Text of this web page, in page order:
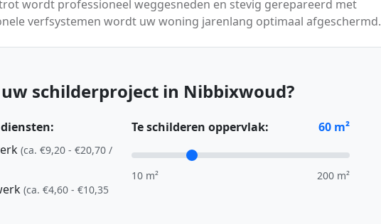
wordt professioneel weggesneden en stevig gerepareerd met
verfsystemen wordt uw woning jarenlang optimaal afgeschermd.
schilderproject in Nibbixwoud?
(ca. €9,20 - €20,70 /
(ca. €4,60 - €10,35
Te schilderen oppervlak: 60 m²
10 m² 200 m²